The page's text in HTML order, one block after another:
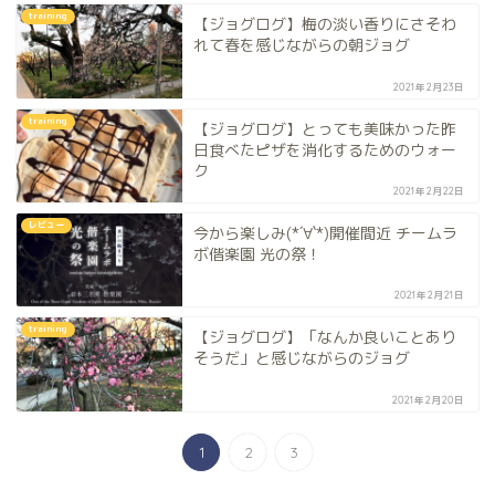
training
【ジョグログ】梅の淡い香りにさそわ
れて春を感じながらの朝ジョグ
2021年2月23日
training
【ジョグログ】とっても美味かった昨
日食べたピザを消化するためのウォー
ク
2021年2月22日
レビュー
今から楽しみ(*´∀`*)開催間近 チームラ
ボ偕楽園 光の祭！
2021年2月21日
training
【ジョグログ】「なんか良いことあり
そうだ」と感じながらのジョグ
2021年2月20日
1 2 3